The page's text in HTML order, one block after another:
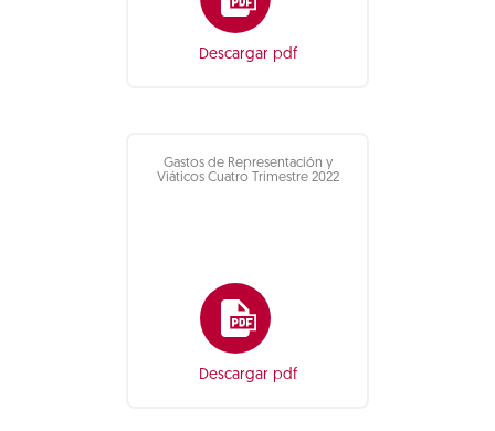
Descargar pdf
Gastos de Representación y
Viáticos Cuatro Trimestre 2022
Descargar pdf